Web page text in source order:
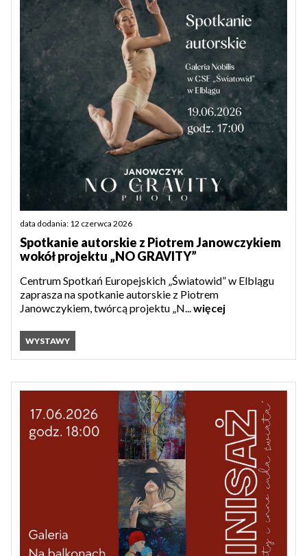
data dodania: 12 czerwca 2026
Spotkanie autorskie z Piotrem Janowczykiem
wokół projektu „NO GRAVITY”
Centrum Spotkań Europejskich „Światowid” w Elblągu
zaprasza na spotkanie autorskie z Piotrem
Janowczykiem, twórcą projektu „N...więcej
WYSTAWY